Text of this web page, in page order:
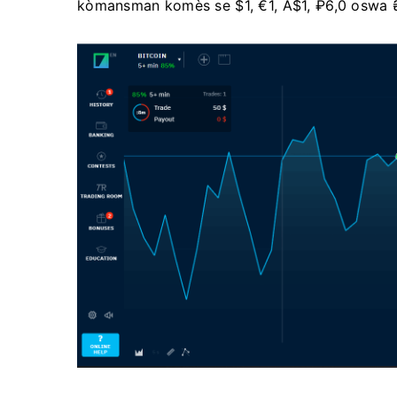
kòmansman komès se $1, €1, A$1, ₽6,0 oswa